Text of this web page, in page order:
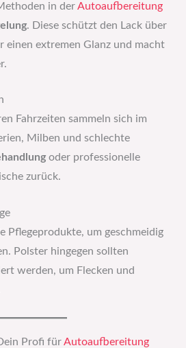
in der Autoaufbereitung
. Diese schützt den Lack über
einen extremen Glanz und macht
Fahrzeiten sammeln sich im
Milben und schlechte
oder professionelle
zurück.
Pflegeprodukte, um geschmeidig
Polster hingegen sollten
werden, um Flecken und
Profi für Autoaufbereitung